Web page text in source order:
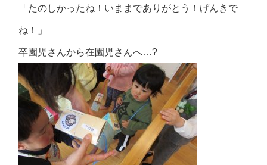
「たのしかったね！いままでありがとう！げんきで
ね！」
卒園児さんから在園児さんへ…?